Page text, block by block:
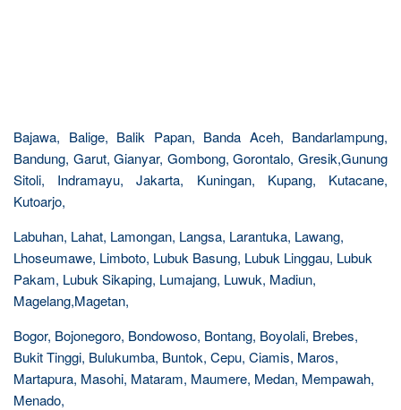
Bajawa, Balige, Balik Papan, Banda Aceh, Bandarlampung,
Bandung, Garut, Gianyar, Gombong, Gorontalo, Gresik,Gunung
Sitoli, Indramayu, Jakarta, Kuningan, Kupang, Kutacane,
Kutoarjo,
Labuhan, Lahat, Lamongan, Langsa, Larantuka, Lawang,
Lhoseumawe, Limboto, Lubuk Basung, Lubuk Linggau, Lubuk
Pakam, Lubuk Sikaping, Lumajang, Luwuk, Madiun,
Magelang,Magetan,
Bogor, Bojonegoro, Bondowoso, Bontang, Boyolali, Brebes,
Bukit Tinggi, Bulukumba, Buntok, Cepu, Ciamis, Maros,
Martapura, Masohi, Mataram, Maumere, Medan, Mempawah,
Menado,